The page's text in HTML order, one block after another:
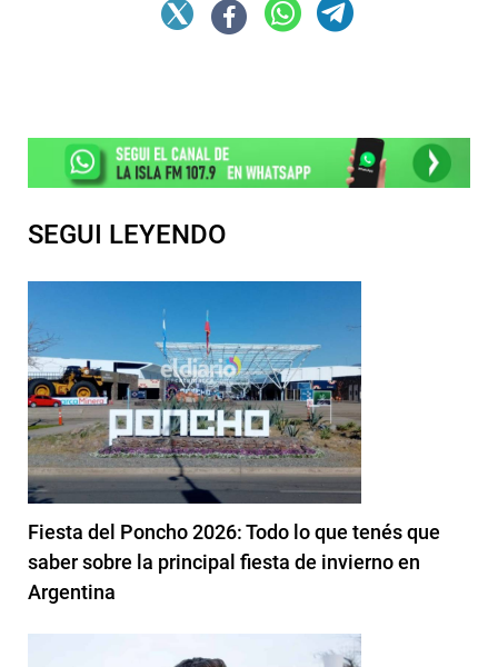
SEGUI LEYENDO
Fiesta del Poncho 2026: Todo lo que tenés que
saber sobre la principal fiesta de invierno en
Argentina